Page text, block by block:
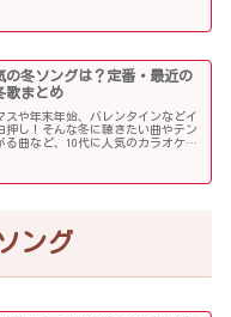
の冬ソングは？定番・最近の
歌まとめ
スや年末年始、バレンタインなどイ
押し！そんな冬に聴きたい曲やテン
る曲など、10代に人気のカラオケソ
ング